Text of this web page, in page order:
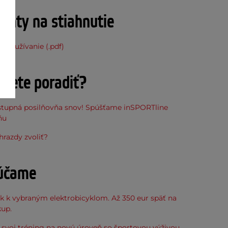
na stiahnutie
používanie (.pdf)
poradiť?
posilňovňa snov! Spúšťame inSPORTline
zvoliť?
k vybraným elektrobicyklom. Až 350 eur späť na